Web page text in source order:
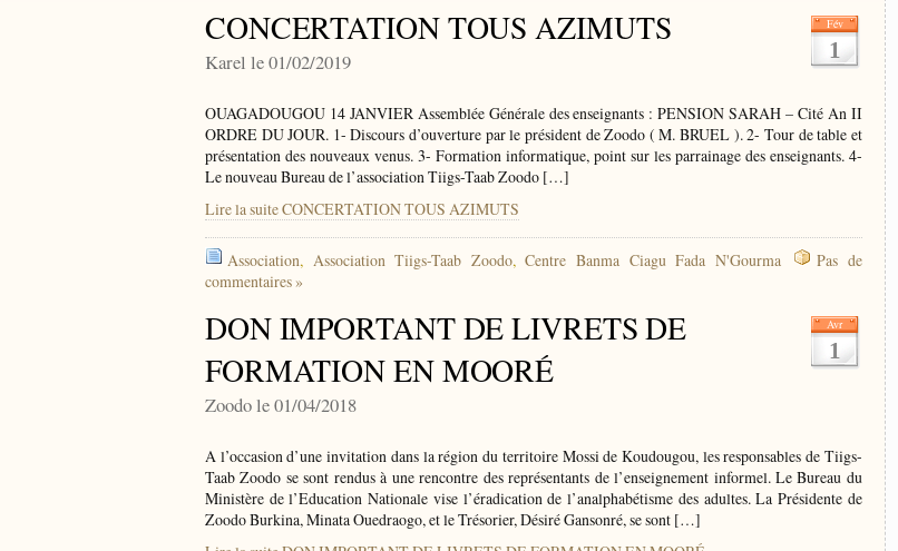
Fév
1
CONCERTATION TOUS AZIMUTS
Karel le 01/02/2019
OUAGADOUGOU 14 JANVIER Assemblée Générale des enseignants : PENSION SARAH – Cité An II
ORDRE DU JOUR. 1- Discours d’ouverture par le président de Zoodo ( M. BRUEL ). 2- Tour de table et
présentation des nouveaux venus. 3- Formation informatique, point sur les parrainage des enseignants. 4-
Le nouveau Bureau de l’association Tiigs-Taab Zoodo […]
Lire la suite CONCERTATION TOUS AZIMUTS
Association, Association Tiigs-Taab Zoodo,Centre Banma Ciagu Fada N'Gourma
Pas de
commentaires »
Avr
1
DON IMPORTANT DE LIVRETS DE
FORMATION EN MOORÉ
Zoodo le 01/04/2018
A l’occasion d’une invitation dans la région du territoire Mossi de Koudougou, les responsables de Tiigs-
Taab Zoodo se sont rendus à une rencontre des représentants de l’enseignement informel. Le Bureau du
Ministère de l’Education Nationale vise l’éradication de l’analphabétisme des adultes. La Présidente de
Zoodo Burkina, Minata Ouedraogo, et le Trésorier, Désiré Gansonré, se sont […]